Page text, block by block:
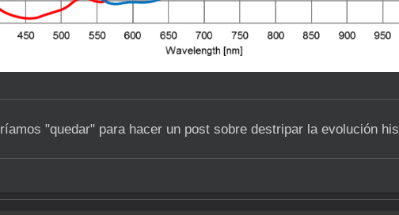
"quedar" para hacer un post sobre destripar la evolución